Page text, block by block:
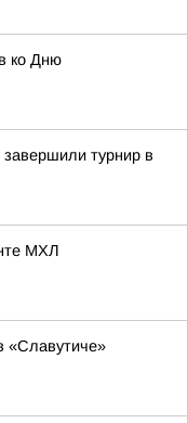
ко Дню
турнир в
МХЛ
«Славутиче»